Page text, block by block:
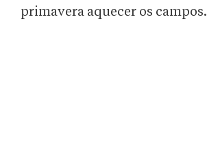
primavera aquecer os campos.